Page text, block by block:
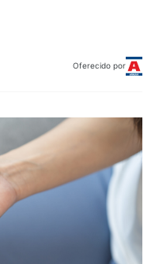
Oferecido por